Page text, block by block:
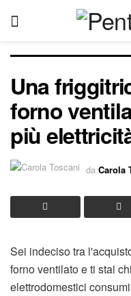
Una
forno
più
da Carola
Sei indeciso tra
forno ventilato e ti stai
elettrodomestici